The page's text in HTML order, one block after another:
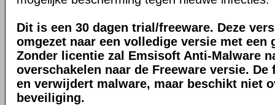
Dit is een 30 dagen trial/freeware. Deze
omgezet naar een volledige versie met een
Zonder licentie zal Emsisoft Anti-Malware
overschakelen naar de Freeware versie.
en verwijdert malware, maar beschikt niet
beveiliging.